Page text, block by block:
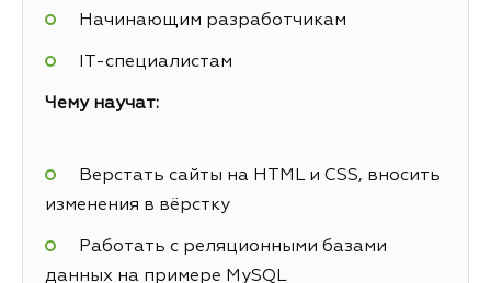
Начинающим разработчикам
IT-специалистам
Чему научат:
Верстать сайты на HTML и CSS, вносить
изменения в вёрстку
Работать с реляционными базами
данных на примере MySQL